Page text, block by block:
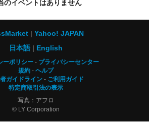
のイベントはありません
Yahoo! JAPAN
日本語
English
ーポリシー
プライバシーセンター
規約
ヘルプ
ガイドライン
ご利用ガイド
特定商取引法の表示
写真：アフロ
© LY Corporation